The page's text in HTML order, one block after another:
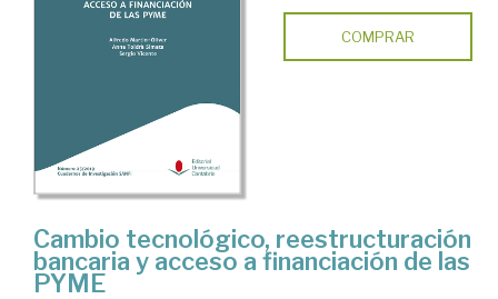
COMPRAR
Cambio tecnológico, reestructuración
bancaria y acceso a financiación de las
PYME